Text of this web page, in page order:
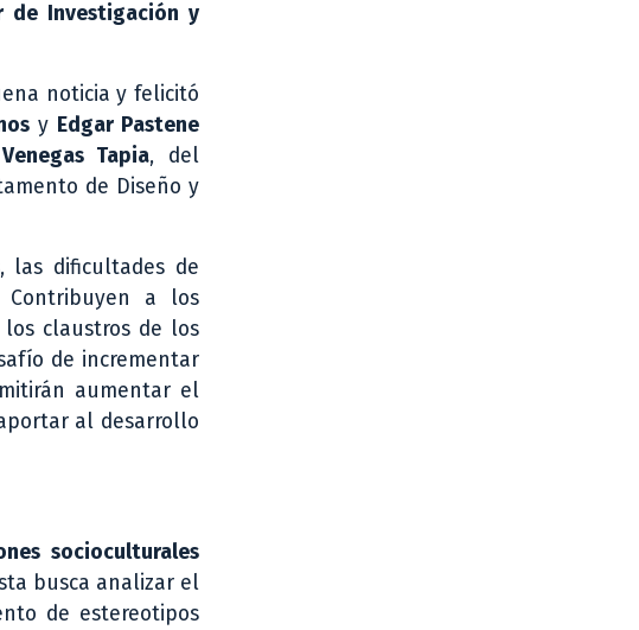
de Investigación y
noticia y felicitó
y Edgar Pastene
Tapia, del
de Diseño y
las dificultades de
Contribuyen a los
claustros de los
de incrementar
aumentar el
al desarrollo
socioculturales
busca analizar el
de estereotipos